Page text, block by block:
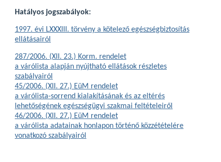
Hatályos jogszabályok:
1997. évi LXXXIII. törvény a kötelező egészségbiztosítás
ellátásairól
287/2006. (XII. 23.) Korm. rendelet
a várólista alapján nyújtható ellátások részletes
szabályairól
45/2006. (XII. 27.) EüM rendelet
a várólista-sorrend kialakításának és az eltérés
lehetőségének egészségügyi szakmai feltételeiről
46/2006. (XII. 27.) EüM rendelet
a várólista adatainak honlapon történő közzétételére
vonatkozó szabályairól